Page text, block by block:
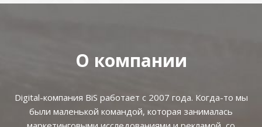
О компании
Digital-компания BiS работает с 2007 года. Когда-то мы
были маленькой командой, которая занималась